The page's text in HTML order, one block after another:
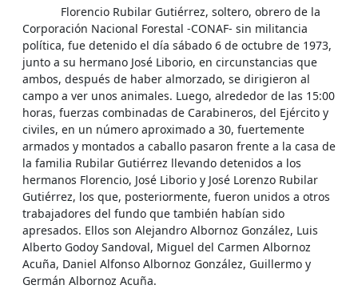
Florencio Rubilar Gutiérrez, soltero, obrero de la
Corporación Nacional Forestal -CONAF- sin militancia
política, fue detenido el día sábado 6 de octubre de 1973,
junto a su hermano José Liborio, en circunstancias que
ambos, después de haber almorzado, se dirigieron al
campo a ver unos animales. Luego, alrededor de las 15:00
horas, fuerzas combinadas de Carabineros, del Ejército y
civiles, en un número aproximado a 30, fuertemente
armados y montados a caballo pasaron frente a la casa de
la familia Rubilar Gutiérrez llevando detenidos a los
hermanos Florencio, José Liborio y José Lorenzo Rubilar
Gutiérrez, los que, posteriormente, fueron unidos a otros
trabajadores del fundo que también habían sido
apresados. Ellos son Alejandro Albornoz González, Luis
Alberto Godoy Sandoval, Miguel del Carmen Albornoz
Acuña, Daniel Alfonso Albornoz González, Guillermo y
Germán Albornoz Acuña.